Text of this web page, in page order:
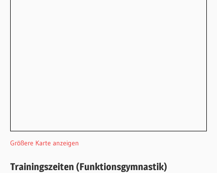
Größere Karte anzeigen
Trainingszeiten (Funktionsgymnastik)